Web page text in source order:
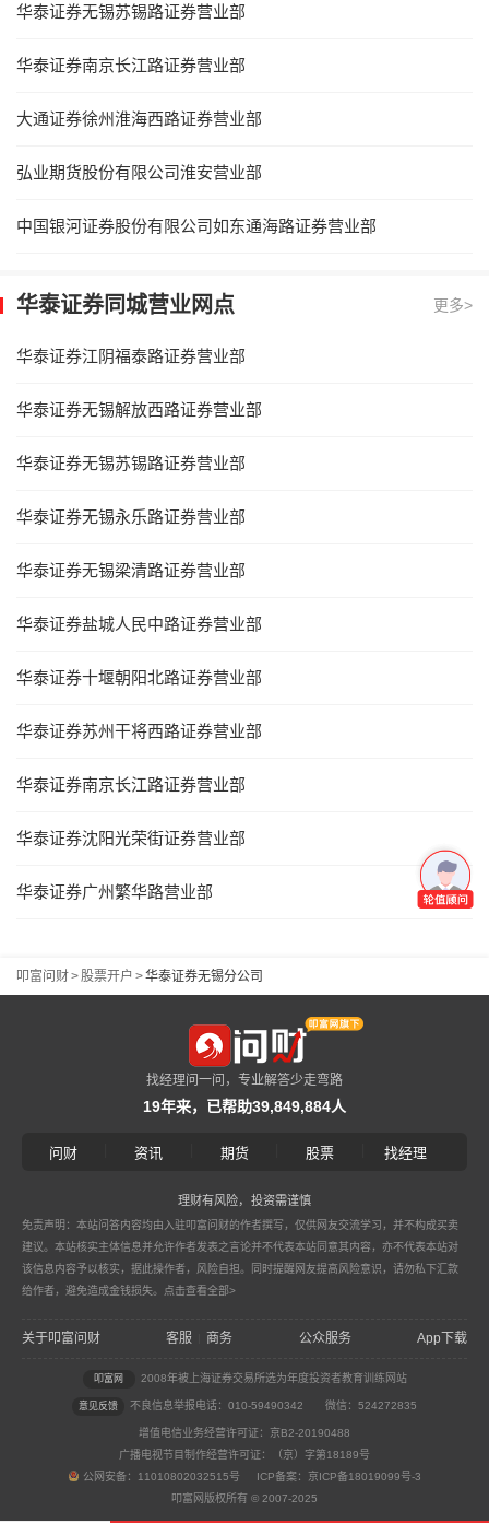
华泰证券无锡苏锡路证券营业部
华泰证券南京长江路证券营业部
大通证券徐州淮海西路证券营业部
弘业期货股份有限公司淮安营业部
中国银河证券股份有限公司如东通海路证券营业部
华泰证券同城营业网点 更多>
华泰证券江阴福泰路证券营业部
华泰证券无锡解放西路证券营业部
华泰证券无锡苏锡路证券营业部
华泰证券无锡永乐路证券营业部
华泰证券无锡梁清路证券营业部
华泰证券盐城人民中路证券营业部
华泰证券十堰朝阳北路证券营业部
华泰证券苏州干将西路证券营业部
华泰证券南京长江路证券营业部
华泰证券沈阳光荣街证券营业部
华泰证券广州繁华路营业部
叩富问财> 股票开户 >华泰证券无锡分公司
找经理问一问，专业解答少走弯路
19年来，已帮助39,849,884人
问财 资讯 期货 股票 找经理
理财有风险，投资需谨慎
免责声明：本站问答内容均由入驻叩富问财的作者撰写，仅供网友交流学习，并不构成买卖
建议。本站核实主体信息并允许作者发表之言论并不代表本站同意其内容，亦不代表本站对
该信息内容予以核实，据此操作者，风险自担。同时提醒网友提高风险意识，请勿私下汇款
给作者，避免造成金钱损失。 点击查看全部>
关于叩富问财 客服 商务 公众服务 App下载
叩富网 2008年被上海证券交易所选为年度投资者教育训练网站
意见反馈 不良信息举报电话：010-59490342 微信：524272835
增值电信业务经营许可证：京B2-20190488
广播电视节目制作经营许可证：（京）字第18189号
公网安备：11010802032515号 ICP备案：京ICP备18019099号-3
叩富网版权所有 © 2007-2025